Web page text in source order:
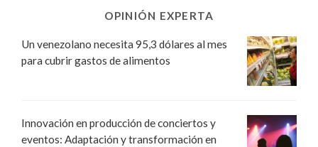
OPINIÓN EXPERTA
Un venezolano necesita 95,3 dólares al mes
para cubrir gastos de alimentos
Innovación en producción de conciertos y
eventos: Adaptación y transformación en